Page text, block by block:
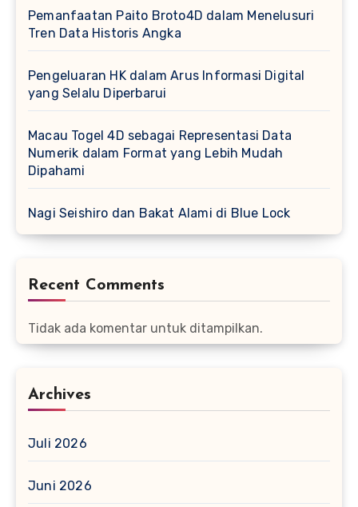
Pemanfaatan Paito Broto4D dalam Menelusuri
Tren Data Historis Angka
Pengeluaran HK dalam Arus Informasi Digital
yang Selalu Diperbarui
Macau Togel 4D sebagai Representasi Data
Numerik dalam Format yang Lebih Mudah
Dipahami
Nagi Seishiro dan Bakat Alami di Blue Lock
Recent Comments
Tidak ada komentar untuk ditampilkan.
Archives
Juli 2026
Juni 2026